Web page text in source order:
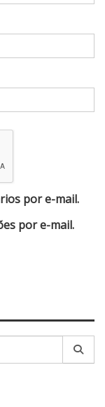
por e-mail.
por e-mail.